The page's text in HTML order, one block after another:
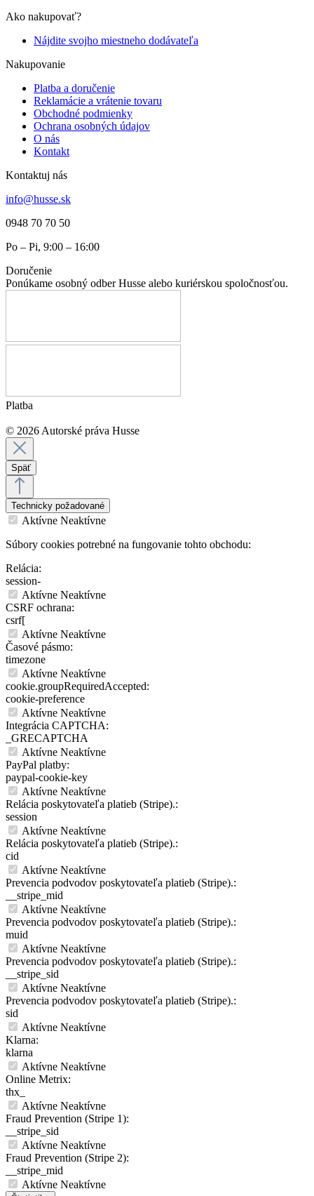
Ako nakupovať?
Nájdite svojho miestneho dodávateľa
Nakupovanie
Platba a doručenie
Reklamácie a vrátenie tovaru
Obchodné podmienky
Ochrana osobných údajov
O nás
Kontakt
Kontaktuj nás
info@husse.sk
0948 70 70 50
Po – Pi, 9:00 – 16:00
Doručenie
Ponúkame osobný odber Husse alebo kuriérskou spoločnosťou.
Platba
© 2026 Autorské práva Husse
Späť
Technicky požadované
Aktívne Neaktívne
Súbory cookies potrebné na fungovanie tohto obchodu:
Relácia:
session-
Aktívne Neaktívne
CSRF ochrana:
csrf[
Aktívne Neaktívne
Časové pásmo:
timezone
Aktívne Neaktívne
cookie.groupRequiredAccepted:
cookie-preference
Aktívne Neaktívne
Integrácia CAPTCHA:
_GRECAPTCHA
Aktívne Neaktívne
PayPal platby:
paypal-cookie-key
Aktívne Neaktívne
Relácia poskytovateľa platieb (Stripe).:
session
Aktívne Neaktívne
Relácia poskytovateľa platieb (Stripe).:
cid
Aktívne Neaktívne
Prevencia podvodov poskytovateľa platieb (Stripe).:
__stripe_mid
Aktívne Neaktívne
Prevencia podvodov poskytovateľa platieb (Stripe).:
muid
Aktívne Neaktívne
Prevencia podvodov poskytovateľa platieb (Stripe).:
__stripe_sid
Aktívne Neaktívne
Prevencia podvodov poskytovateľa platieb (Stripe).:
sid
Aktívne Neaktívne
Klarna:
klarna
Aktívne Neaktívne
Online Metrix:
thx_
Aktívne Neaktívne
Fraud Prevention (Stripe 1):
__stripe_sid
Aktívne Neaktívne
Fraud Prevention (Stripe 2):
__stripe_mid
Aktívne Neaktívne